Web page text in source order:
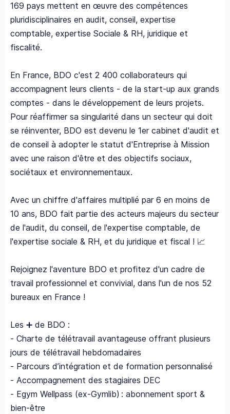
169 pays mettent en œuvre des compétences
pluridisciplinaires en audit, conseil, expertise
comptable, expertise Sociale & RH, juridique et
fiscalité.
En France, BDO c'est 2 400 collaborateurs qui
accompagnent leurs clients - de la start-up aux grands
comptes - dans le développement de leurs projets.
Pour réaffirmer sa singularité dans un secteur qui doit
se réinventer, BDO est devenu le 1er cabinet d'audit et
de conseil à adopter le statut d'Entreprise à Mission
avec une raison d'être et des objectifs sociaux,
sociétaux et environnementaux.
Avec un chiffre d'affaires multiplié par 6 en moins de
10 ans, BDO fait partie des acteurs majeurs du secteur
de l'audit, du conseil, de l'expertise comptable, de
l'expertise sociale & RH, et du juridique et fiscal ! 📈
Rejoignez l'aventure BDO et profitez d'un cadre de
travail professionnel et convivial, dans l'un de nos 52
bureaux en France !
Les ➕ de BDO :
- Charte de télétravail avantageuse offrant plusieurs
jours de télétravail hebdomadaires
- Parcours d’intégration et de formation personnalisé
- Accompagnement des stagiaires DEC
- Egym Wellpass (ex-Gymlib) : abonnement sport &
bien-être